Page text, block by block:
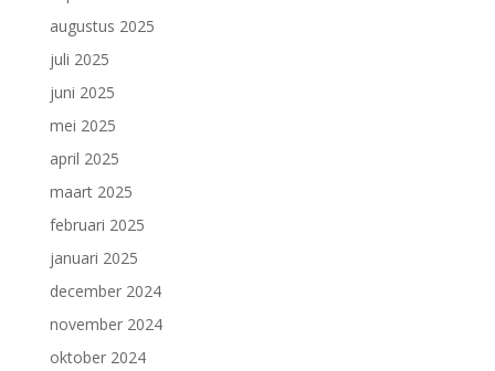
augustus 2025
juli 2025
juni 2025
mei 2025
april 2025
maart 2025
februari 2025
januari 2025
december 2024
november 2024
oktober 2024